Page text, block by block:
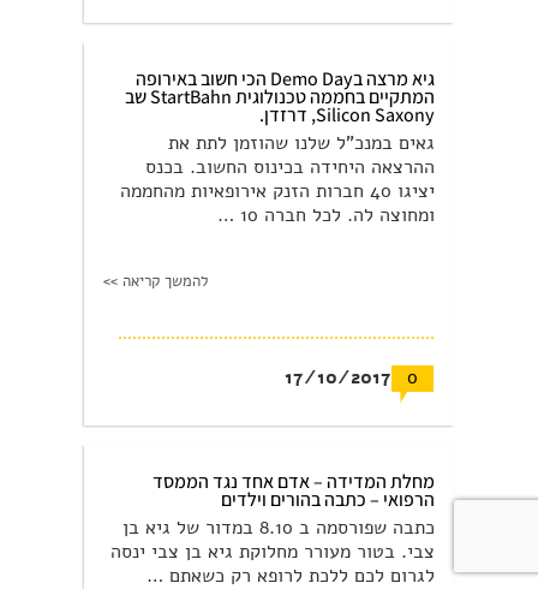
גיא מרצה בDemo Day הכי חשוב באירופה
המתקיים בחממה טכנולוגית StartBahn שב
Silicon Saxony, דרזדן.
גאים במנכ"ל שלנו שהוזמן לתת את
ההרצאה היחידה בכינוס החשוב. בכנס
יציגו 40 חברות הזנק אירופאיות מהחממה
ומחוצה לה. לכל חברה 10 …
להמשך קריאה >>
0
17/10/2017
מחלת המדידה – אדם אחד נגד הממסד
הרפואי – כתבה בהורים וילדים
כתבה שפורסמה ב 8.10 במדור של גיא בן
צבי. בטור מעורר מחלוקת גיא בן צבי ינסה
לגרום לכם ללכת לרופא רק כשאתם …